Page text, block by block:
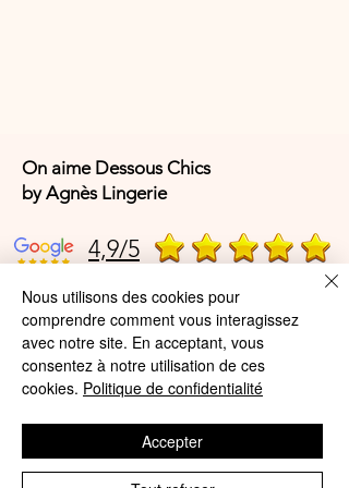
On aime Dessous Chics
by Agnès Lingerie
4,9/5
4,9/5
Offres et Services
A propos de nous
Nous utilisons des cookies pour
comprendre comment vous interagissez
avec notre site. En acceptant, vous
consentez à notre utilisation de ces
cookies. Politique de confidentialité
Accepter